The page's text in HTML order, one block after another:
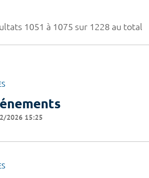
1051 à 1075 sur 1228 au total
2026 15:25